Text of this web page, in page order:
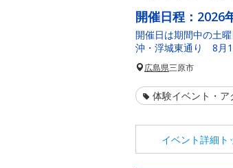
開催日程： 2026
開催日は期間中の土
沖・浮城東通り 8月1
広島県三原市
体験イベント・ア
イベント詳細